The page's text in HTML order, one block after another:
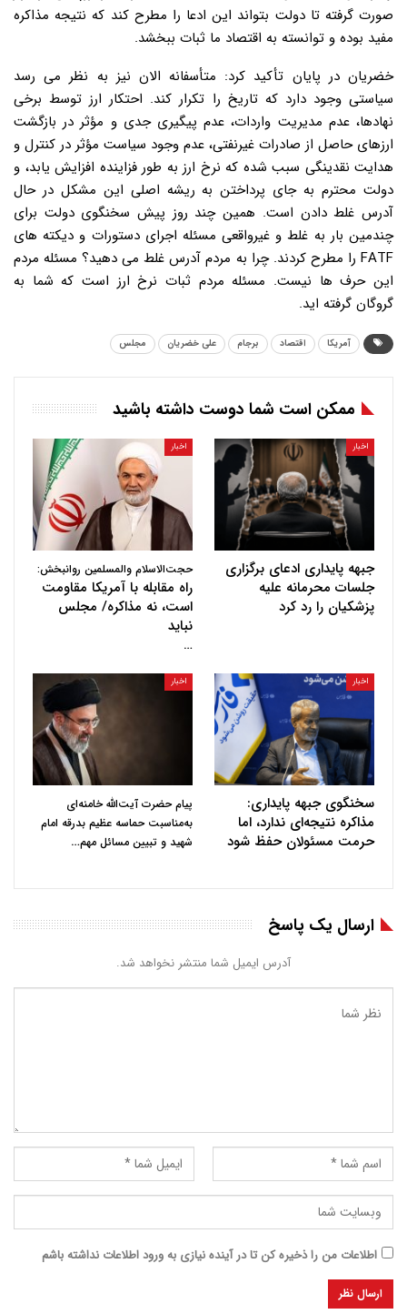
صورت گرفته تا دولت بتواند این ادعا را مطرح کند که نتیجه مذاکره
مفید بوده و توانسته به اقتصاد ما ثبات ببخشد.
خضریان در پایان تأکید کرد: متأسفانه الان نیز به نظر می رسد
سیاستی وجود دارد که تاریخ را تکرار کند. احتکار ارز توسط برخی
نهادها، عدم مدیریت واردات، عدم پیگیری جدی و مؤثر در بازگشت
ارزهای حاصل از صادرات غیرنفتی، عدم وجود سیاست مؤثر در کنترل و
هدایت نقدینگی سبب شده که نرخ ارز به طور فزاینده افزایش یابد، و
دولت محترم به جای پرداختن به ریشه اصلی این مشکل در حال
آدرس غلط دادن است. همین چند روز پیش سخنگوی دولت برای
چندمین بار به غلط و غیرواقعی مسئله اجرای دستورات و دیکته های
FATF را مطرح کردند. چرا به مردم آدرس غلط می دهید؟ مسئله مردم
این حرف ها نیست. مسئله مردم ثبات نرخ ارز است که شما به
گروگان گرفته اید.
آمریکا اقتصاد برجام علی خضریان مجلس
ممکن است شما دوست داشته باشید
اخبار
جبهه پایداری ادعای برگزاری
جلسات محرمانه علیه
پزشکیان را رد کرد
اخبار
حجت‌الاسلام والمسلمین روانبخش:
راه مقابله با آمریکا مقاومت
است، نه مذاکره/ مجلس
نباید
…
اخبار
سخنگوی جبهه پایداری:
مذاکره نتیجه‌ای ندارد، اما
حرمت مسئولان حفظ شود
اخبار
پیام حضرت آیت‌الله خامنه‌ای
به‌مناسبت حماسه عظیم بدرقه امام
شهید و تبیین مسائل مهم…
ارسال یک پاسخ
آدرس ایمیل شما منتشر نخواهد شد.
اطلاعات من را ذخیره کن تا در آینده نیازی به ورود اطلاعات نداشته باشم